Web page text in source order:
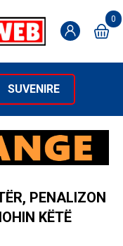
0
SUVENIRE
PENALIZON
KËTË